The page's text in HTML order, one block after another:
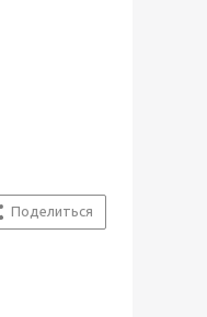
Поделиться